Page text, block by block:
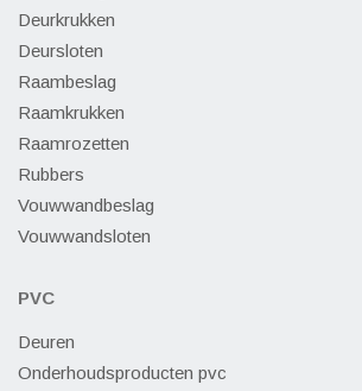
Deurkrukken
Deursloten
Raambeslag
Raamkrukken
Raamrozetten
Rubbers
Vouwwandbeslag
Vouwwandsloten
PVC
Deuren
Onderhoudsproducten pvc